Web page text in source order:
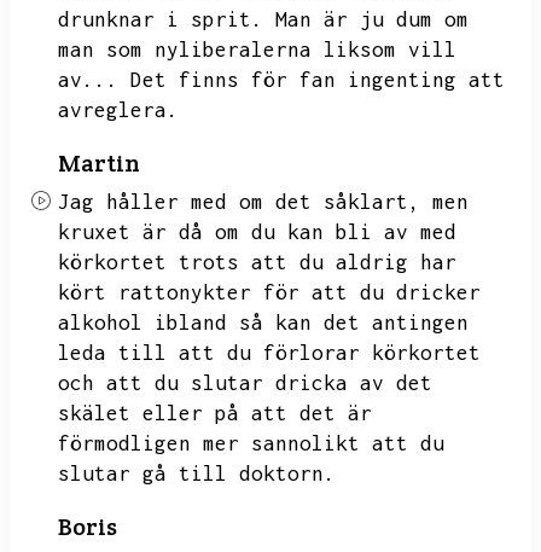
drunknar i sprit.
Man är ju dum om
man som nyliberalerna liksom vill
av...
Det finns för fan ingenting att
avreglera.
Martin
Jag håller med om det såklart,
men
kruxet är då om du kan bli av med
körkortet trots att du aldrig har
kört rattonykter för att du dricker
alkohol ibland så kan det antingen
leda till att du förlorar körkortet
och att du slutar dricka av det
skälet eller på att det är
förmodligen mer sannolikt att du
slutar gå till doktorn.
Boris